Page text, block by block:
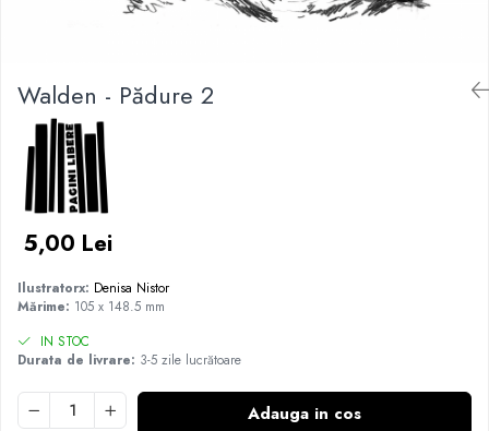
Walden - Pădure 2
5,00 Lei
Ilustratorx: Denisa Nistor
Mărime: 105 x 148.5 mm
IN STOC
Durata de livrare: 3-5 zile lucrătoare
Adauga in cos